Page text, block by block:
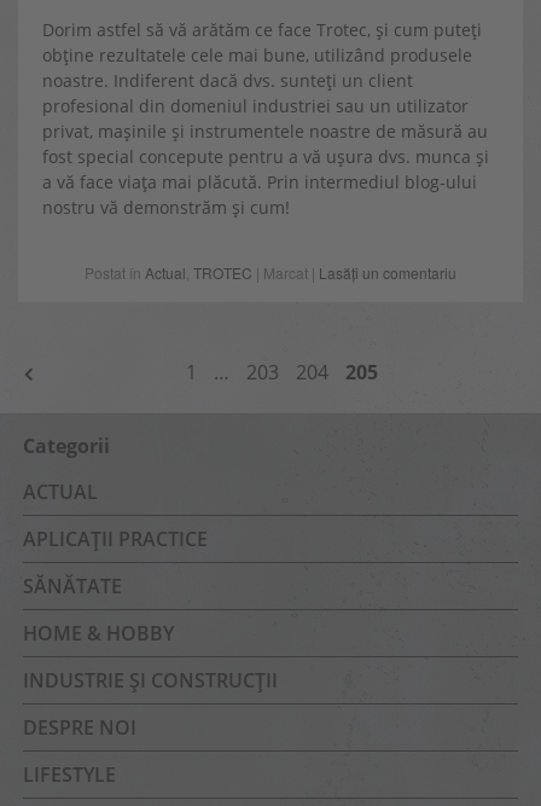
Dorim astfel să vă arătăm ce face Trotec, și cum puteți
obține rezultatele cele mai bune, utilizând produsele
noastre. Indiferent dacă dvs. sunteți un client
profesional din domeniul industriei sau un utilizator
privat, mașinile și instrumentele noastre de măsură au
fost special concepute pentru a vă ușura dvs. munca și
a vă face viața mai plăcută. Prin intermediul blog-ului
nostru vă demonstrăm și cum!
Postat în Actual TROTEC | Marcat | Lasăți un comentariu
NAVIGARE
1 … 203 204 205
Categorii
ACTUAL
APLICAȚII PRACTICE
SĂNĂTATE
HOME & HOBBY
INDUSTRIE ȘI CONSTRUCȚII
DESPRE NOI
LIFESTYLE